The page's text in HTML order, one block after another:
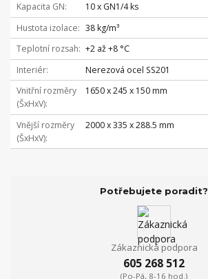
Kapacita GN
10 x GN1/4 ks
Hustota izolace
38 kg/m³
Teplotní rozsah
+2 až +8 °C
Interiér
Nerezová ocel SS201
Vnitřní rozměry
(ŠxHxV)
1650 x 245 x 150 mm
Vnější rozměry
(ŠxHxV)
2000 x 335 x 288.5 mm
Potřebujete poradit?
Zákaznická podpora
605 268 512
(Po-Pá, 8-16 hod.)